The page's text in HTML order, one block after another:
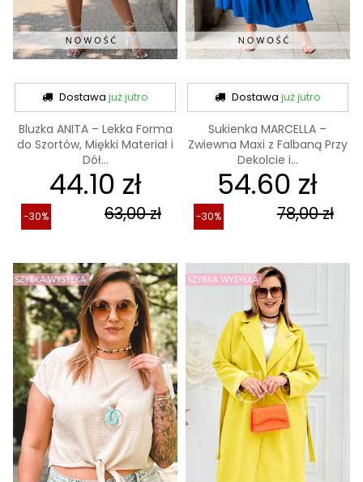
Dostawajuż jutro
Bluzka ANITA – Lekka Forma
do Szortów, Miękki Materiał i
Dół...
44.10 zł
63,00 zł
-30%
Dostawa już jutro
Sukienka MARCELLA –
Zwiewna Maxi z Falbaną Przy
Dekolcie i...
54.60 zł
78,00 zł
-30%